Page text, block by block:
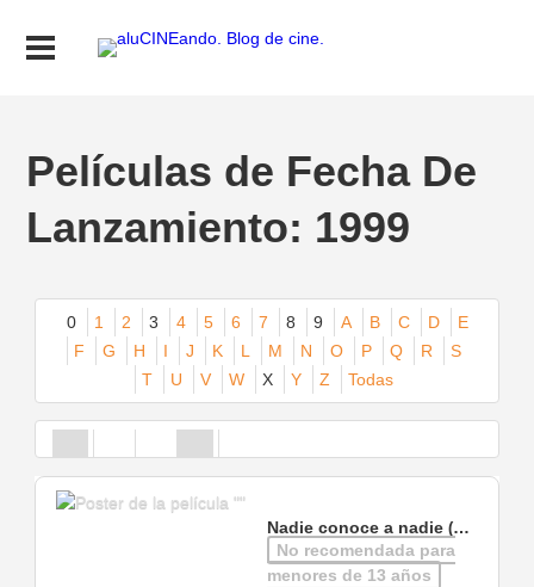
Películas de Fecha De
Lanzamiento: 1999
0 1 2 3 4 5 6 7 8 9 A B C D
E
F
G H I J K L M N O P Q R
S
T
U V W X Y Z Todas
Nadie conoce a nadie(1999
No recomendada para
menores de 13 años